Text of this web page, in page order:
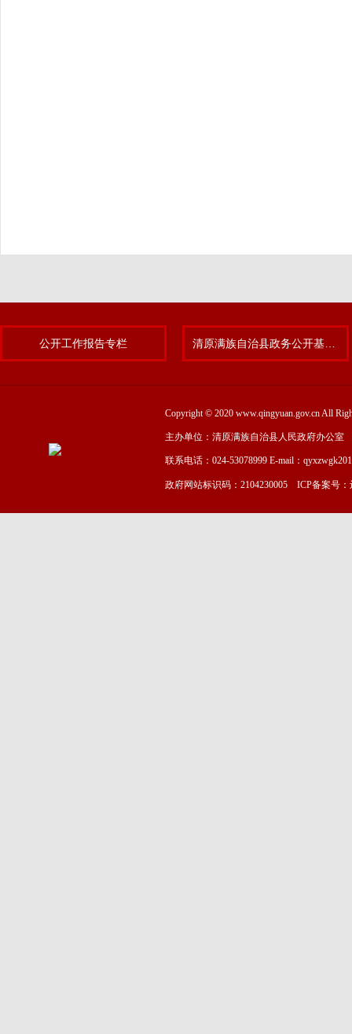
公开工作报告专栏
Copyright © 2020 www.qingyuan.gov.cn All
主办单位：清原满族自治县人民政府办公室
联系电话：024-53078999 E-mail：
政府网站标识码：2104230005 ICP备案号：